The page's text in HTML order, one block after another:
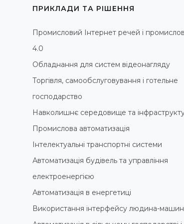
ПРИКЛАДИ ТА РІШЕННЯ
Промисловий Інтернет речей і
4.0
Обладнання для систем відеонагляду
Торгівля, самообслуговування і готельне
господарство
Навколишнє середовище та
Промислова автоматизація
Інтелектуальні транспортні системи
Автоматизація будівель та управління
електроенергією
Автоматизація в енергетиці
Використання інтерфейсу людина-